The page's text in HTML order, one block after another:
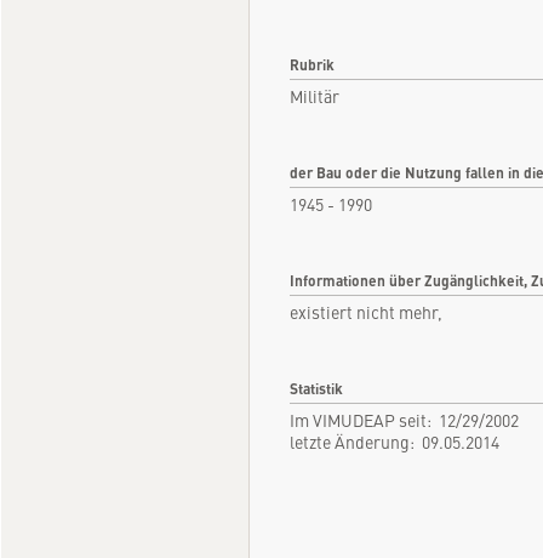
Rubrik
Militär
der Bau oder die Nutzung fallen in
1945 - 1990
Informationen über Zugänglichkeit,
existiert nicht mehr,
Statistik
Im VIMUDEAP seit: 12/29/2002
letzte Änderung: 09.05.2014